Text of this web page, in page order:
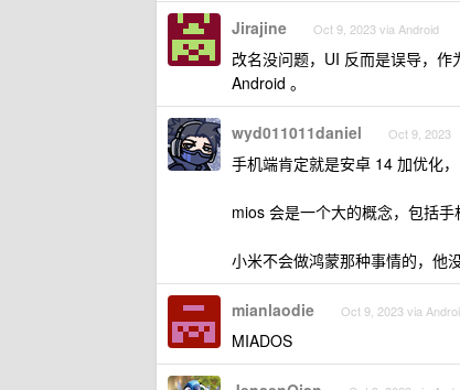
Jirajine Oct 9, 2023 via Android
改名没问题，UI 反而是误导，
Android 。
wyd011011daniel Oct 9, 2023
手机端肯定就是安卓 14 加优化，
mios 会是一个大的概念，包括手
小米不会做鸿蒙那种事情的，他
mianlaodie Oct 9, 2023 via
MIADOS